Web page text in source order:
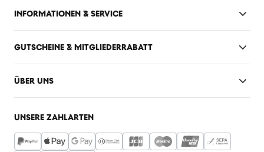
INFORMATIONEN & SERVICE
GUTSCHEINE & MITGLIEDERRABATT
ÜBER UNS
UNSERE ZAHLARTEN